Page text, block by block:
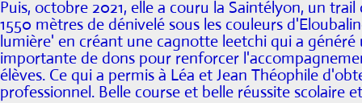
Puis, octobre 2021, elle a couru la Saintélyon, un
1550 mètres de dénivelé sous les couleurs
lumière' en créant une cagnotte leetchi qui a généré
importante de dons pour renforcer
élèves. Ce qui a permis à Léa et Jean Théophile
professionnel. Belle course et belle réussite scolaire